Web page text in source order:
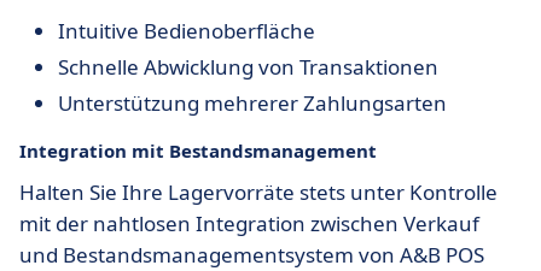
Intuitive Bedienoberfläche
Schnelle Abwicklung von Transaktionen
Unterstützung mehrerer Zahlungsarten
Integration mit Bestandsmanagement
Halten Sie Ihre Lagervorräte stets unter Kontrolle
mit der nahtlosen Integration zwischen Verkauf
und Bestandsmanagementsystem von A&B POS